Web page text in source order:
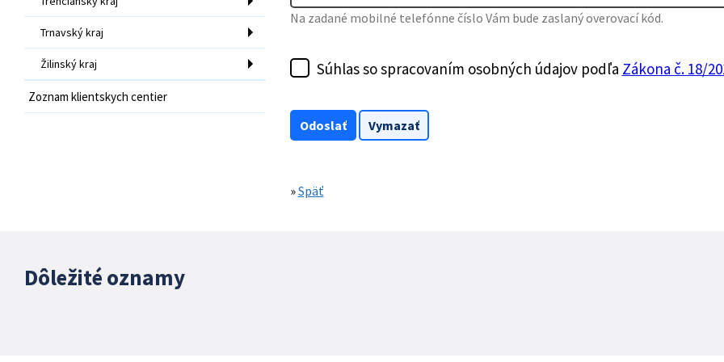
Trnavský kraj
Žilinský kraj
Zoznam klientskych centier
Na zadané mobilné telefónne číslo Vám bude zaslaný overovací kód.
Súhlas so spracovaním osobných údajov podľa Zákona č. 18/
»Späť
Dôležité oznamy